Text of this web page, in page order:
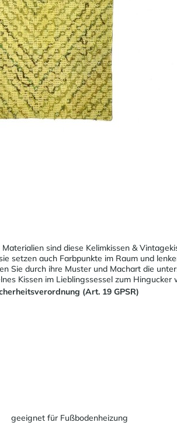
sind diese Kelimkissen &
setzen auch Farbpunkte im Raum und
Sie durch ihre Muster und Machart die
Kissen im Lieblingssessel zum
(Art. 19 GPSR)
geeignet für Fußbodenheizung